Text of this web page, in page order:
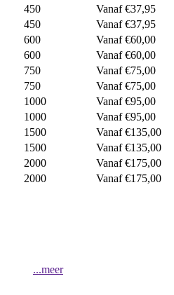
450
Vanaf €37,95
450
Vanaf €37,95
600
Vanaf €60,00
600
Vanaf €60,00
750
Vanaf €75,00
750
Vanaf €75,00
1000
Vanaf €95,00
1000
Vanaf €95,00
1500
Vanaf €135,00
1500
Vanaf €135,00
2000
Vanaf €175,00
2000 Vanaf €175,00
...meer